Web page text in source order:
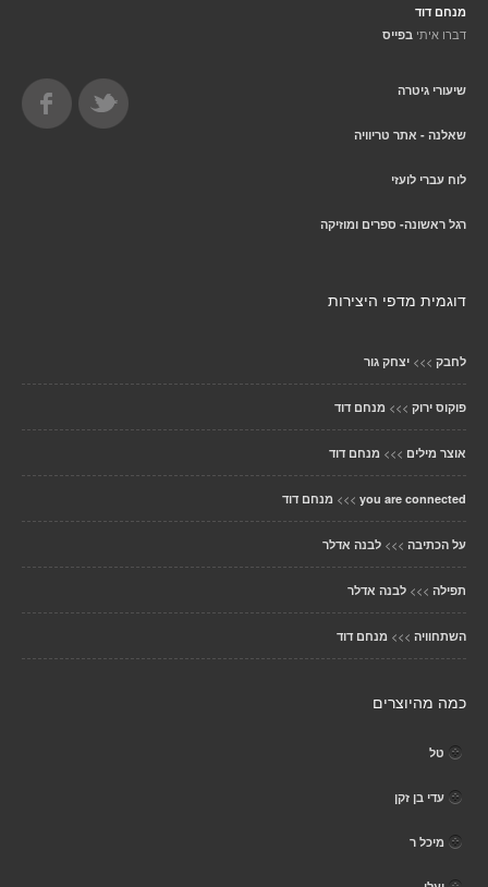
מנחם דוד
דברו איתי בפייס
שיעורי גיטרה
שאלנה - אתר טריוויה
לוח עברי לועזי
רגל ראשונה- ספרים ומוזיקה
דוגמית מדפי היצירות
לחבק >>> יצחק גור
פוקוס ירוק >>> מנחם דוד
אוצר מילים >>> מנחם דוד
you are connected
>>> מנחם דוד
על הכתיבה >>> לבנה אדלר
תפילה >>> לבנה אדלר
השתחוויה >>> מנחם דוד
כמה מהיוצרים
טל
עדי בן זקן
מיכל ר